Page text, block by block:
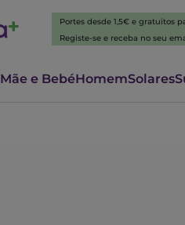
Portes desde 1,5€ e gratuitos
Registe-se e receba no seu
Mãe e BebéHomemSolares